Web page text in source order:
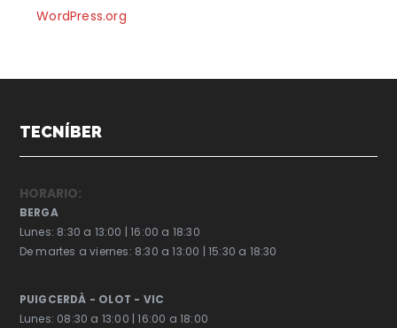
WordPress.org
TECNÍBER
HORARIO:
BERGA
Lunes: 8:30 a 13:00 | 16:00 a 18:30
De martes a viernes: 8:30 a 13:00 | 15:30 a 18:30
PUIGCERDÀ - OLOT - VIC
Lunes: 08:30 a 13:00 | 16:00 a 18:00